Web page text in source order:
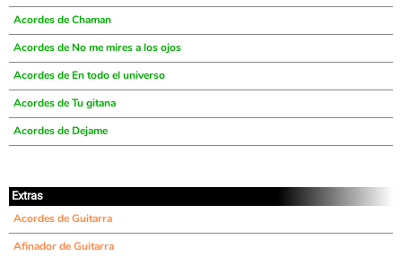
Acordes de Chaman
Acordes de No me mires a los ojos
Acordes de En todo el universo
Acordes de Tu gitana
Acordes de Dejame
Extras
Acordes de Guitarra
Afinador de Guitarra